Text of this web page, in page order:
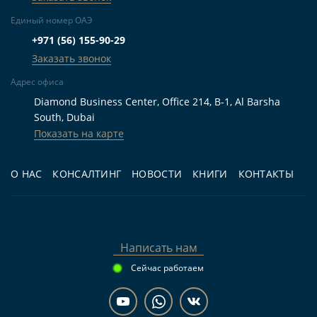
Для жизни.
готовый двухэтажный дом с 4 спальнями, 5
ванными комнатами, участком, парковкой и
пространством на балконе или террасе.
Для инвестиций.
рассматривающим готовую виллу у воды для
последующей аренды и желающим осмотреть
Для перепродажи.Инвесторам, для
Частые вопросы
О НАС КОНСАЛТИНГ НОВОСТИ КНИГИ КОНТАКТЫ
Единый номер ОАЭ
+971 (56) 155-90-29
Заказать звонок
Адрес офиса
Diamond Business Center, Office 214, B-1, Al Barsha
South, Dubai
Показать на карте
Написать нам
Сейчас работаем